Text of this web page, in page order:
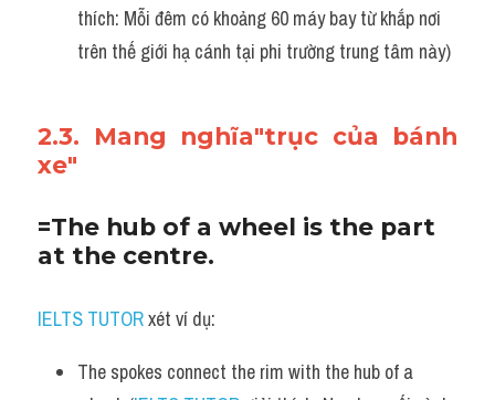
thích: Mỗi đêm có khoảng 60 máy bay từ khắp nơi
trên thế giới hạ cánh tại phi trường trung tâm này)
2.3. Mang nghĩa"trục của bánh
xe"
=The hub of a wheel is the part
at the centre.
IELTS TUTOR xét ví dụ:
The spokes connect the rim with the hub of a